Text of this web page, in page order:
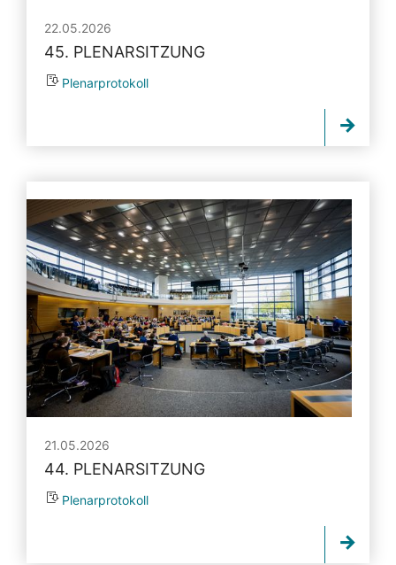
22.05.2026
45. PLENARSITZUNG
Plenarprotokoll
21.05.2026
44. PLENARSITZUNG
Plenarprotokoll